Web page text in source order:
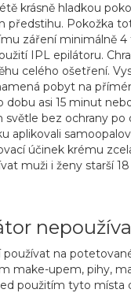
krásně hladkou
předstihu. Pokožka
záření minimálně
IPL epilátoru.
celého ošetření.
pobyt na
dobu asi 15 minut
bez ochrany po
aplikovali
účinek krému
muži i ženy starší
na
make-upem, pihy,
použitím tyto místa